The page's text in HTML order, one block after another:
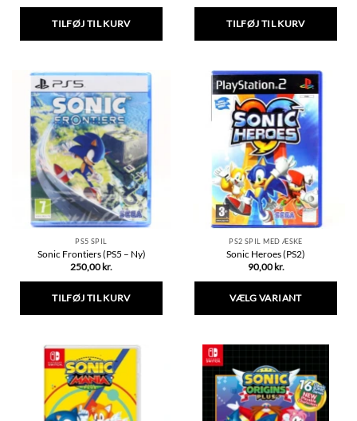
TILFØJ TIL KURV TILFØJ TIL KURV
PS5 SPIL
Sonic Frontiers (PS5 – Ny)
250,00 kr.
TILFØJ TIL KURV
PS2 SPIL MED ÆSKE
Sonic Heroes (PS2)
90,00 kr.
VÆLG VARIANT
flere
varianter.
Mulighederne
kan